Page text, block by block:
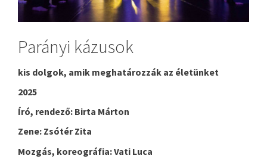
Parányi kázusok
kis dolgok, amik meghatározzák az életünket
2025
Író, rendező: Birta Márton
Zene: Zsótér Zita
Mozgás, koreográfia: Vati Luca